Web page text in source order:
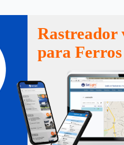
Rastreador
para Ferros